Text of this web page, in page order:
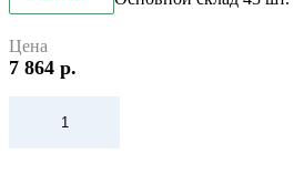
Цена
7 864 р.